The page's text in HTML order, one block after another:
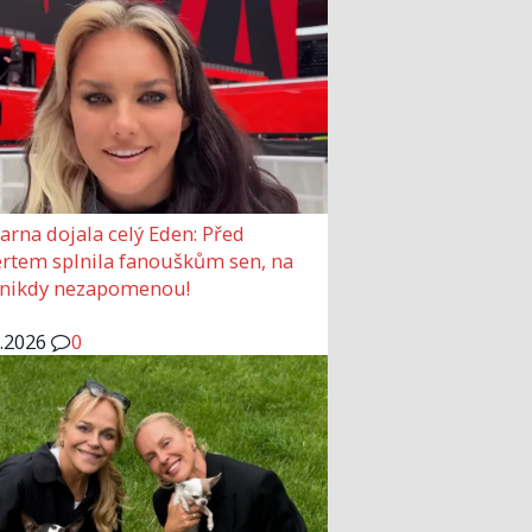
dojala celý Eden: Před
splnila fanouškům sen, na
nezapomenou!
0